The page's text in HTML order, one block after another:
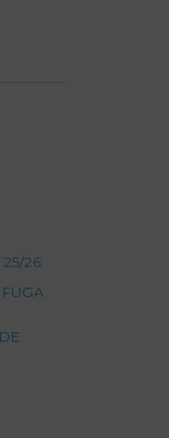
25/26